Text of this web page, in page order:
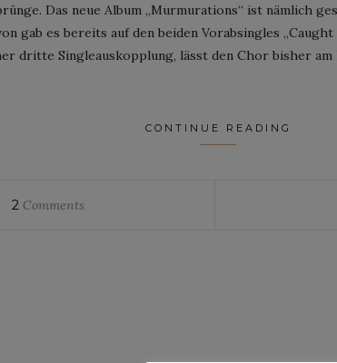
Das neue Album „Murmurations“ ist nämlich
gab es bereits auf den beiden Vorabsingles „Caught
dritte Singleauskopplung, lässt den Chor bisher
CONTINUE READING
2 Comments